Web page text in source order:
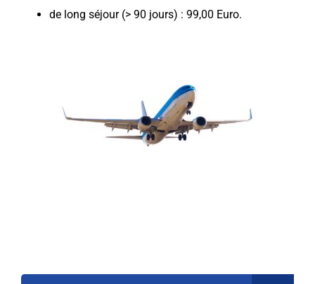
de long séjour (> 90 jours) : 99,00 Euro.